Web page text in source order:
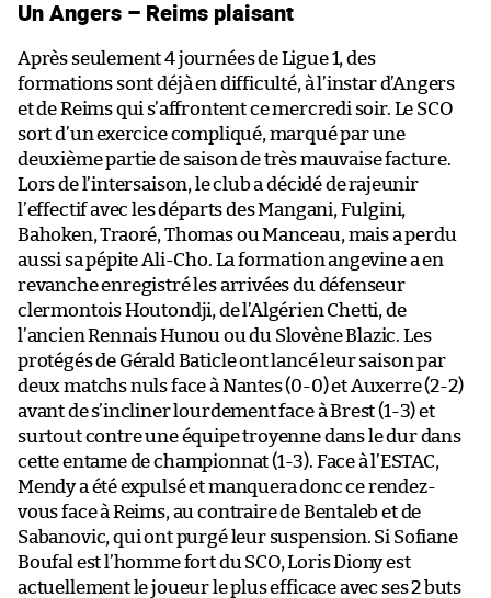
Un Angers – Reims plaisant
Après seulement 4 journées de Ligue 1, des
formations sont déjà en difficulté, à l’instar d’Angers
et de Reims qui s’affrontent ce mercredi soir. Le SCO
sort d’un exercice compliqué, marqué par une
deuxième partie de saison de très mauvaise facture.
Lors de l’intersaison, le club a décidé de rajeunir
l’effectif avec les départs des Mangani, Fulgini,
Bahoken, Traoré, Thomas ou Manceau, mais a perdu
aussi sa pépite Ali-Cho. La formation angevine a en
revanche enregistré les arrivées du défenseur
clermontois Houtondji, de l’Algérien Chetti, de
l’ancien Rennais Hunou ou du Slovène Blazic. Les
protégés de Gérald Baticle ont lancé leur saison par
deux matchs nuls face à Nantes (0-0) et Auxerre (2-2)
avant de s’incliner lourdement face à Brest (1-3) et
surtout contre une équipe troyenne dans le dur dans
cette entame de championnat (1-3). Face à l’ESTAC,
Mendy a été expulsé et manquera donc ce rendez-
vous face à Reims, au contraire de Bentaleb et de
Sabanovic, qui ont purgé leur suspension. Si Sofiane
Boufal est l’homme fort du SCO, Loris Diony est
actuellement le joueur le plus efficace avec ses 2 buts